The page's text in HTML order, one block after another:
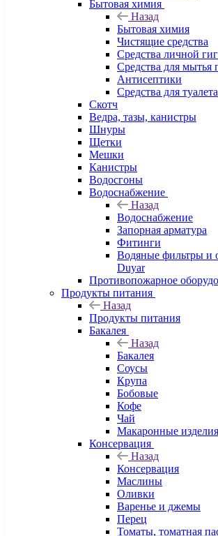
Бытовая химия
Назад
Бытовая химия
Чистящие средства
Средства личной
Средства для мытья
Антисептики
Средства для туалета
Скотч
Ведра, тазы, канистры
Шнуры
Щетки
Мешки
Канистры
Водосгоны
Водоснабжение
Назад
Водоснабжение
Запорная арматура
Фитинги
Водяные фильтры и
Duyar
Противопожарное
Продукты питания
Назад
Продукты питания
Бакалея
Назад
Бакалея
Соусы
Крупа
Бобовые
Кофе
Чай
Макаронные изделия
Консервация
Назад
Консервация
Маслины
Оливки
Варенье и джемы
Перец
Томаты, томатная